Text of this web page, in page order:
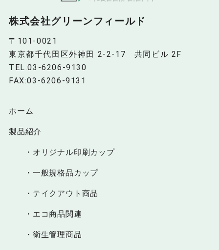
株式会社グリーンフィールド
〒101-0021
東京都千代田区外神田 2-2-17 共同ビル 2F
TEL:03-6206-9130
FAX:03-6206-9131
ホーム
製品紹介
・オリジナル印刷カップ
・一般規格品カップ
・テイクアウト商品
・エコ商品関連
・衛生管理商品